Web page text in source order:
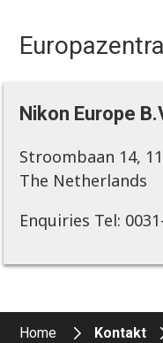
Nikon Europe
Stroombaan 14,
The Netherlands
Enquiries Tel:
Home Kontakt